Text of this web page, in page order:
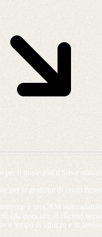
per il quale FitFit Srls è
per la gestione di centri
è un CRM stato
(da associare al cliente)
il tempo di utilizzo e di